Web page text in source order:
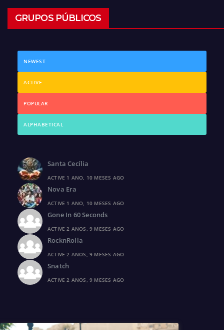
GRUPOS PÚBLICOS
NEWEST
ACTIVE
POPULAR
ALPHABETICAL
Santa Cecília
ACTIVE 1 ANO, 10 MESES AGO
Nova Era
ACTIVE 1 ANO, 10 MESES AGO
Gone In 60 Seconds
ACTIVE 2 ANOS, 9 MESES AGO
RocknRolla
ACTIVE 2 ANOS, 9 MESES AGO
Snatch
ACTIVE 2 ANOS, 9 MESES AGO